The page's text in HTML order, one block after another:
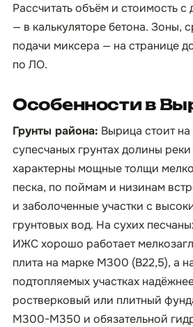
Рассчитать объём и стоимость
— в калькуляторе бетона. Зоны,
подачи миксера — на странице
по ЛО.
Особенности в
Грунты района: Вырица стоит
супесчаных грунтах долины
характерны мощные толщи
песка, по поймам и низинам
и заболоченные участки с
грунтовых вод. На сухих
ИЖС хорошо работает
плита на марке М300 (B22,5), а
подтопляемых участках
ростверковый или плитный
М300-М350 и обязательной